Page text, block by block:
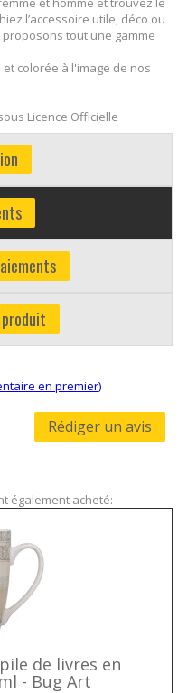
l’accessoire utile, déco ou
tout une gamme
colorée à l'image de nos
Licence Officielle
en premier)
Rédiger un avis
également acheté:
de livres en
- Bug Art